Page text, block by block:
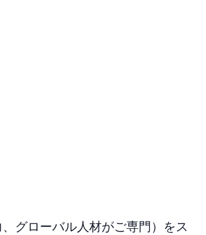
グローバル人材がご専門）をス